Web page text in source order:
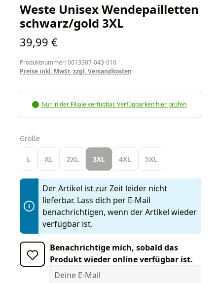
Weste Unisex Wendepailletten
schwarz/gold 3XL
Regulärer Preis:
39,99 €
Produktnummer: 0013307-043-010
Preise inkl. MwSt. zzgl. Versandkosten
Nur in der Filiale verfügbar. Verfügbarkeit hier prüfen
Größe
L XL 2XL 3XL 4XL 5XL
Der Artikel ist zur Zeit leider nicht
lieferbar. Lass dich per E-Mail
benachrichtigen, wenn der Artikel wieder
verfügbar ist.
Benachrichtige mich, sobald das
Produkt wieder online verfügbar ist.
Deine E-Mail